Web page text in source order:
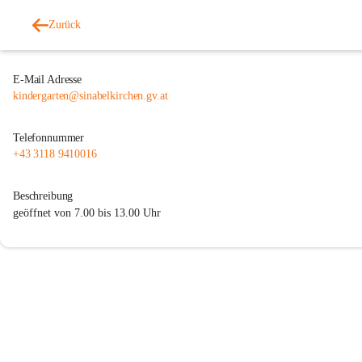
Zurück
E-Mail Adresse
kindergarten@sinabelkirchen.gv.at
Telefonnummer
+43 3118 9410016
Beschreibung
geöffnet von 7.00 bis 13.00 Uhr